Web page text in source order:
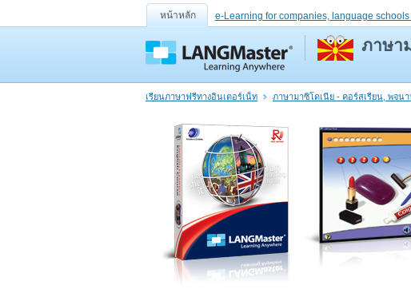
หน้าหลัก e-Learning for companies, language
ภาษา
เรียนภาษาฟรีทางอินเตอร์เน็ท ภาษามาซิโดเนีย - คอร์สเรียน, พจน